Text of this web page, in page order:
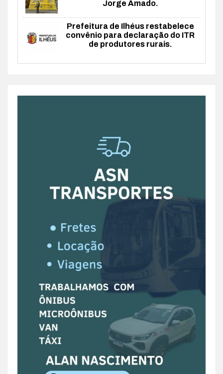
Jorge Amado.
Prefeitura de Ilhéus restabelece
convênio para declaração do ITR
de produtores rurais.